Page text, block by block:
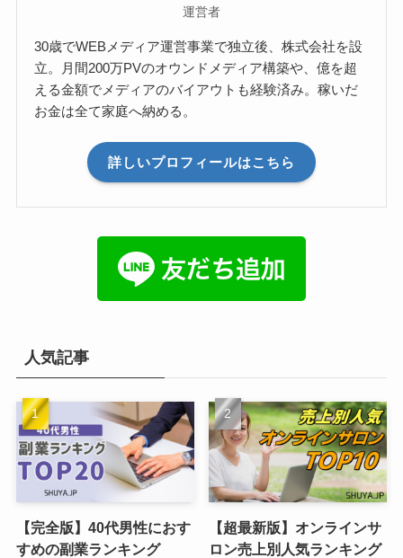
運営者
30歳でWEBメディア運営事業で独立後、株式会社を設
立。月間200万PVのオウンドメディア構築や、億を超
える金額でメディアのバイアウトも経験済み。稼いだ
お金は全て家庭へ納める。
詳しいプロフィールはこちら
人気記事
【完全版】40代男性におす
すめの副業ランキング
【超最新版】オンラインサ
ロン売上別人気ランキング